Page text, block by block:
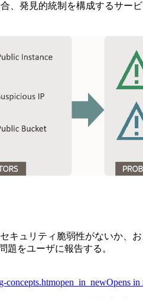
、発見的統制を構成するサー
キュリティ脆弱性がないか
題をユーザに報告する。
concepts.htmopen_in_newOpens in